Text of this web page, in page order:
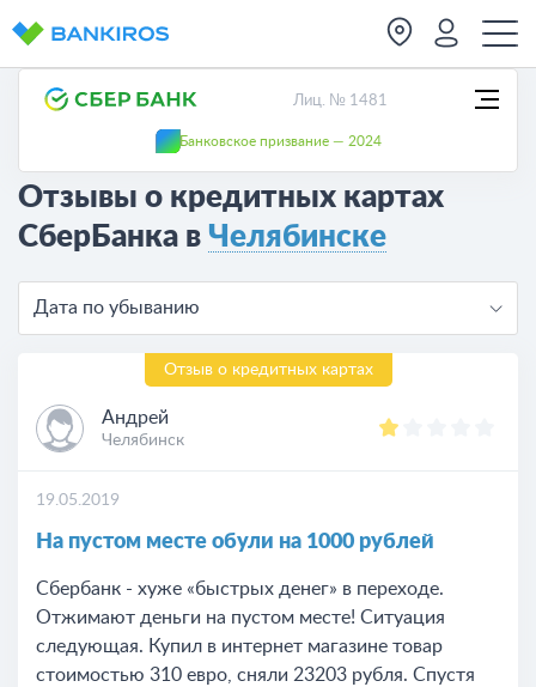
Лиц. № 1481
Банковское призвание — 2024
Отзывы о кредитных картах
СберБанка в Челябинске
Дата по убыванию
Отзыв о кредитных картах
Андрей
Челябинск
19.05.2019
На пустом месте обули на 1000 рублей
Сбербанк - хуже «быстрых денег» в переходе.
Отжимают деньги на пустом месте! Ситуация
следующая. Купил в интернет магазине товар
стоимостью 310 евро, сняли 23203 рубля. Спустя